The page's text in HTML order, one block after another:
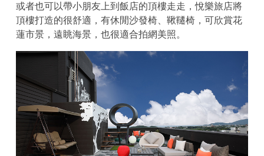
或者也可以帶小朋友上到飯店的頂樓走走，悅樂旅店將
頂樓打造的很舒適，有休閒沙發椅、鞦韆椅，可欣賞花
蓮市景，遠眺海景，也很適合拍網美照。